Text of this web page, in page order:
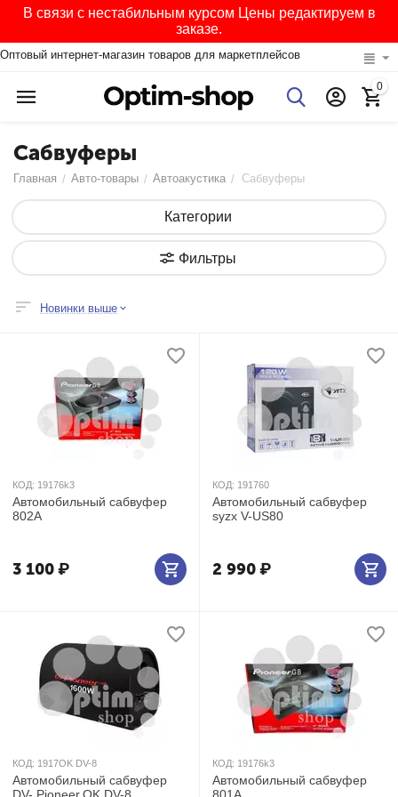
В связи с нестабильным курсом Цены редактируем в
заказе.
Оптовый интернет-магазин товаров для маркетплейсов
0
Сабвуферы
Главная / Авто-товары / Автоакустика / Сабвуферы
Категории
Фильтры
Новинки выше
КОД: 19176k3
Автомобильный сабвуфер
802А
3 100₽
КОД: 191760
Автомобильный сабвуфер
syzx V-US80
2 990₽
КОД: 1917OK DV-8
Автомобильный сабвуфер
КОД: 19176k3
Автомобильный сабвуфер